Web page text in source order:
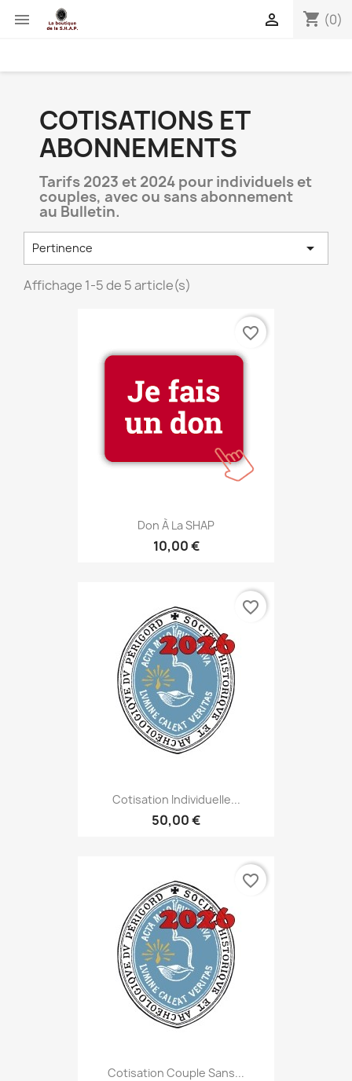
 shopping_cart (0)

COTISATIONS ET
ABONNEMENTS
Tarifs 2023 et 2024 pour individuels et
couples, avec ou sans abonnement
au Bulletin.
Pertinence 
Affichage 1-5 de 5 article(s)
Don À La SHAP
10,00 €
favorite_border
Cotisation Individuelle...
50,00 €
favorite_border
Cotisation Couple Sans...
favorite_border